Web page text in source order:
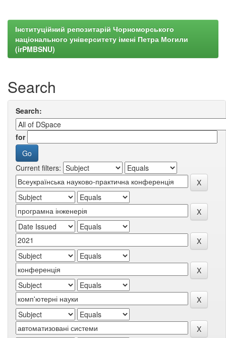
Інституційний репозитарій Чорноморського
національного університету імені Петра Могили
(irPMBSNU)
Search
Search:
for
Current filters: